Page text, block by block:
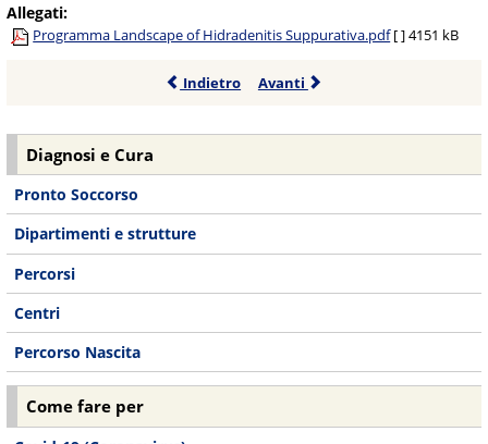
Allegati:
Programma Landscape of Hidradenitis Suppurativa.pdf [ ]4151 kB
Indietro Avanti
Diagnosi e Cura
Pronto Soccorso
Dipartimenti e strutture
Percorsi
Centri
Percorso Nascita
Come fare per